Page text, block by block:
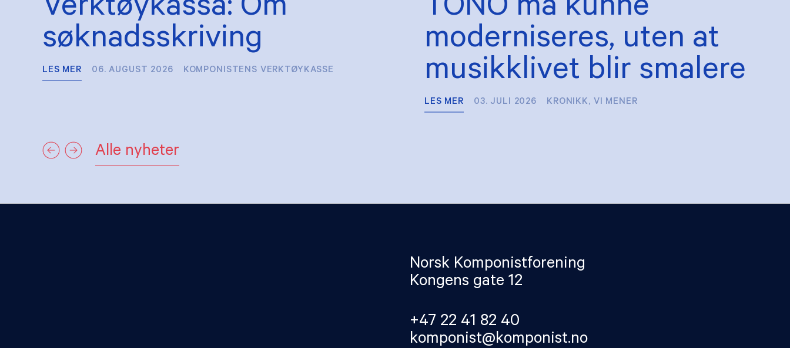
Verktøykassa: Om
søknadsskriving
LES MER 06. AUGUST 2026 KOMPONISTENS VERKTØYKASSE
TONO må kunne
moderniseres, uten at
musikklivet blir smalere
LES MER 03. JULI 2026 KRONIKK, VI MENER
Alle nyheter
Norsk Komponistforening
Kongens gate 12
+47 22 41 82 40
komponist@komponist.no